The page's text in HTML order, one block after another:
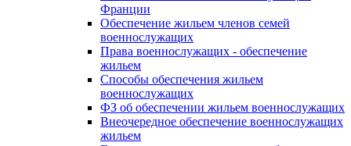
Франции
Обеспечение жильем членов семей
военнослужащих
Права военнослужащих - обеспечение
жильем
Способы обеспечения жильем
военнослужащих
ФЗ об обеспечении жильем военнослужащих
Внеочередное обеспечение военнослужащих
жильем